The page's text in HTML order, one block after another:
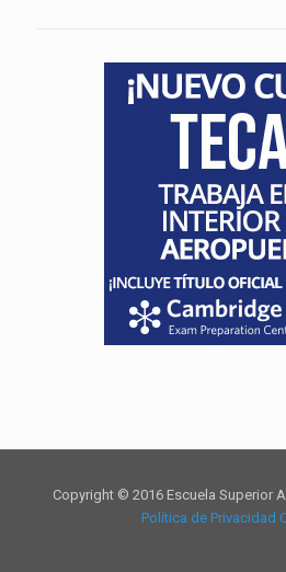
Copyright © 2016 Escuela Superior
Política de Privacidad